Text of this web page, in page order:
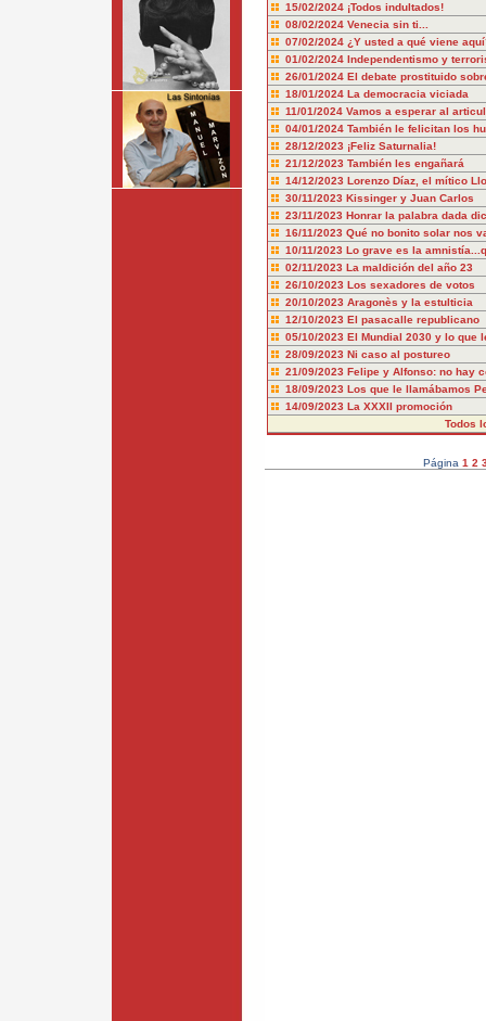
15/02/2024 ¡Todos indultados!
08/02/2024 Venecia sin ti...
07/02/2024 ¿Y usted a qué viene
01/02/2024 Independentismo y
26/01/2024 El debate prostituido
18/01/2024 La democracia viciada
11/01/2024 Vamos a esperar al
04/01/2024 También le felicitan los
28/12/2023 ¡Feliz Saturnalia!
21/12/2023 También les engañará
14/12/2023 Lorenzo Díaz, el mítico
30/11/2023 Kissinger y Juan Carlos
23/11/2023 Honrar la palabra dada
16/11/2023 Qué no bonito solar nos
10/11/2023 Lo grave es la
02/11/2023 La maldición del año 23
26/10/2023 Los sexadores de votos
20/10/2023 Aragonès y la estulticia
12/10/2023 El pasacalle republicano
05/10/2023 El Mundial 2030 y lo que
28/09/2023 Ni caso al postureo
21/09/2023 Felipe y Alfonso: no hay
18/09/2023 Los que le llamábamos
14/09/2023 La XXXII promoción
Todos
Página 1 2